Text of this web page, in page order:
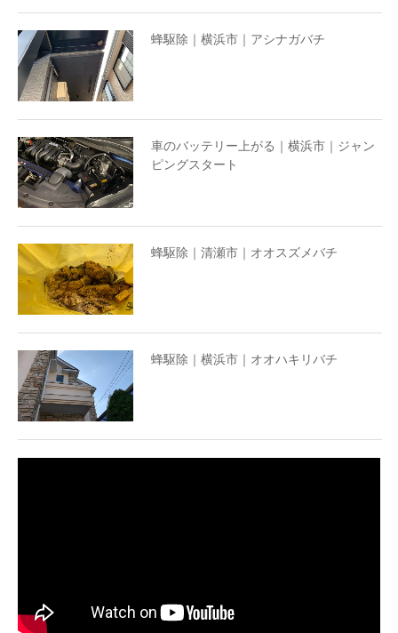
蜂駆除｜横浜市｜アシナガバチ
車のバッテリー上がる｜横浜市｜ジャン
ピングスタート
蜂駆除｜清瀬市｜オオスズメバチ
蜂駆除｜横浜市｜オオハキリバチ